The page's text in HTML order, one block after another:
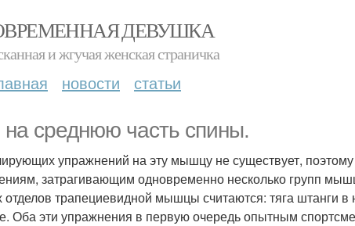
ДЕВУШКА
и жгучая женская страничка
новости статьи
среднюю часть спины.
упражнений на эту мышцу не существует,
затрагивающим одновременно несколько групп
отделов трапециевидной мышцы считаются: тяга штанги в
Оба эти упражнения в первую очередь опытным